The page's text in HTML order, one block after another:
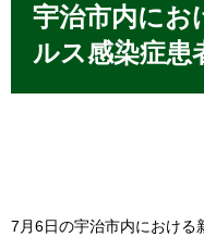
宇治市内にお
ルス感染症患
7月6日の宇治市内における